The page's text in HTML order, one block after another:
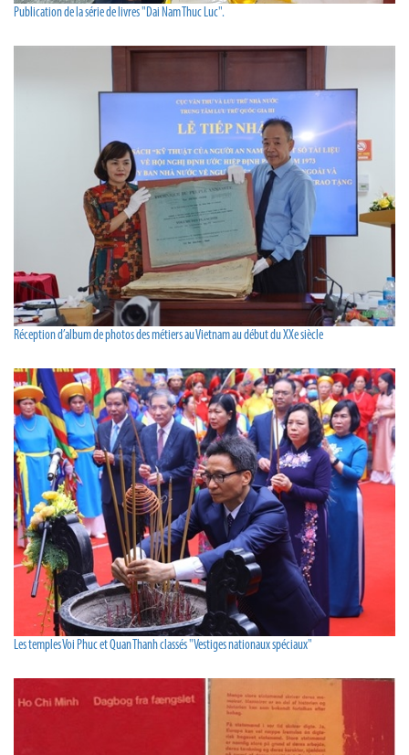
Publication de la série de livres "Dai Nam Thuc Luc".
Réception d’album de photos des métiers au Vietnam au début du XXe siècle
Les temples Voi Phuc et Quan Thanh classés "Vestiges nationaux spéciaux"